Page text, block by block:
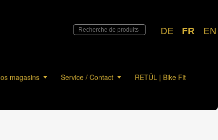
DE FR EN
magasins Service / Contact RETÜL | Bike Fit